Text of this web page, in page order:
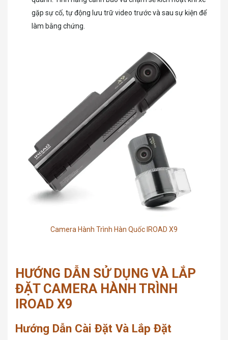
gặp sự cố, tự động lưu trữ video trước và sau sự kiện để
làm bằng chứng.
Camera Hành Trình Hàn Quốc IROAD X9
HƯỚNG DẪN SỬ DỤNG VÀ LẮP
ĐẶT CAMERA HÀNH TRÌNH
IROAD X9
Hướng Dẫn Cài Đặt Và Lắp Đặt